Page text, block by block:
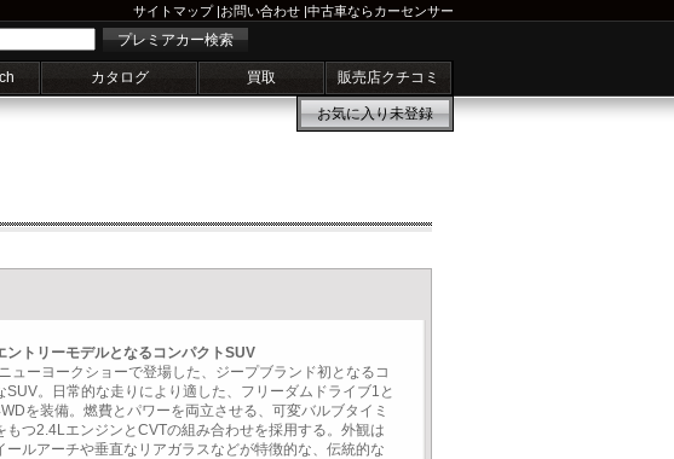
サイトマップ|お問い合わせ |中古車ならカーセンサー
プレミアカー検索
カタログ 買取 販売店クチコミ
お気に入り未登録
ントリーモデルとなるコンパクトSUV
ューヨークショーで登場した、ジープブランド初となるコ
SUV。日常的な走りにより適した、フリーダムドライブ1と
を装備。燃費とパワーを両立させる、可変バルブタイミ
もつ2.4LエンジンとCVTの組み合わせを採用する。外観は
ールアーチや垂直なリアガラスなどが特徴的な、伝統的な